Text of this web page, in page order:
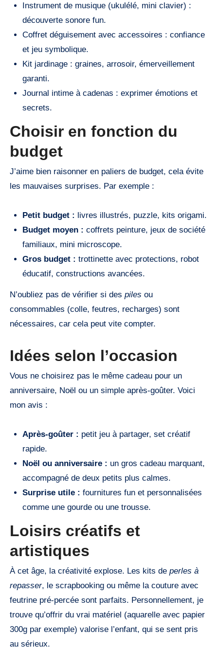
Instrument de musique (ukulélé, mini clavier) :
découverte sonore fun.
Coffret déguisement avec accessoires : confiance
et jeu symbolique.
Kit jardinage : graines, arrosoir, émerveillement
garanti.
Journal intime à cadenas : exprimer émotions et
secrets.
Choisir en fonction du
budget
J’aime bien raisonner en paliers de budget, cela évite
les mauvaises surprises. Par exemple :
Petit budget : livres illustrés, puzzle, kits origami.
Budget moyen : coffrets peinture, jeux de société
familiaux, mini microscope.
Gros budget : trottinette avec protections, robot
éducatif, constructions avancées.
N’oubliez pas de vérifier si des piles ou
consommables (colle, feutres, recharges) sont
nécessaires, car cela peut vite compter.
Idées selon l’occasion
Vous ne choisirez pas le même cadeau pour un
anniversaire, Noël ou un simple après-goûter. Voici
mon avis :
Après-goûter : petit jeu à partager, set créatif
rapide.
Noël ou anniversaire : un gros cadeau marquant,
accompagné de deux petits plus calmes.
Surprise utile : fournitures fun et personnalisées
comme une gourde ou une trousse.
Loisirs créatifs et
artistiques
À cet âge, la créativité explose. Les kits de perles à
repasser, le scrapbooking ou même la couture avec
feutrine pré-percée sont parfaits. Personnellement, je
trouve qu’offrir du vrai matériel (aquarelle avec papier
300g par exemple) valorise l’enfant, qui se sent pris
au sérieux.